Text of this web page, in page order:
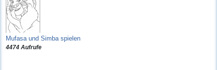
Mufasa und Simba spielen
4474 Aufrufe